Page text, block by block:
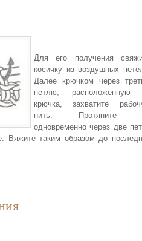
Для его получения
косичку из воздушных
Далее крючком через
петлю, расположенную
крючка, захватите
нить. Протяните
одновременно через две
Вяжите таким образом до